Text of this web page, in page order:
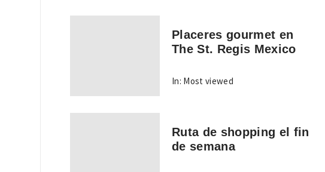
Placeres gourmet en
The St. Regis Mexico
In: Most viewed
Ruta de shopping el fin
de semana